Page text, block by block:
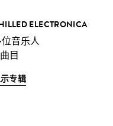
ELECTRONICA
音乐人
目
专辑